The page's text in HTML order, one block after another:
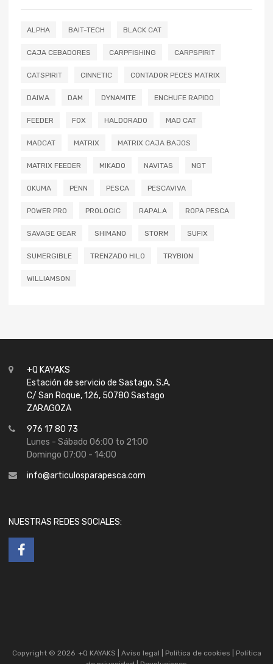
ALPHA BAIT-TECH BLACK CAT
CAJA CEBADORES CARPFISHING CARPSPIRIT
CATSPIRIT CINNETIC CONTADOR PECES MATRIX
DAIWA DAM DYNAMITE ENCHUFE RAPIDO
FEEDER FOX HALDORADO MAD CAT
MADCAT MATRIX MATRIX CAJA BAJOS
MATRIX FEEDER MIKADO NAVITAS NGT
OKUMA PENN PESCA PESCAVIVA
POWER PRO PROLOGIC RAPALA ROPA PESCA
SAVAGE GEAR SHIMANO STORM SUFIX
SUMERGIBLE TRENZADO HILO TRYBION
WILLIAMSON
+Q KAYAKS
Estación de servicio de Sastago, S.A.
C/ San Roque, 126, 50780 Sastago
ZARAGOZA
976 17 80 73
Lunes - Sábado 06:00 to 21:00
Domingo 07:00 - 14:00
info@articulosparapesca.com
NUESTRAS REDES SOCIALES:
Copyright © 2026 +Q KAYAKS | Aviso legal Política de cookies
Política